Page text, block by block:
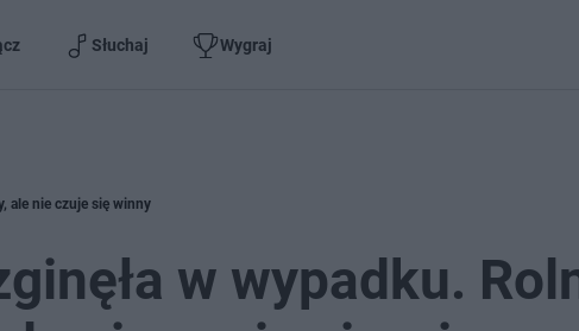
Słuchaj Wygraj
ale nie czuje się winny
w wypadku.